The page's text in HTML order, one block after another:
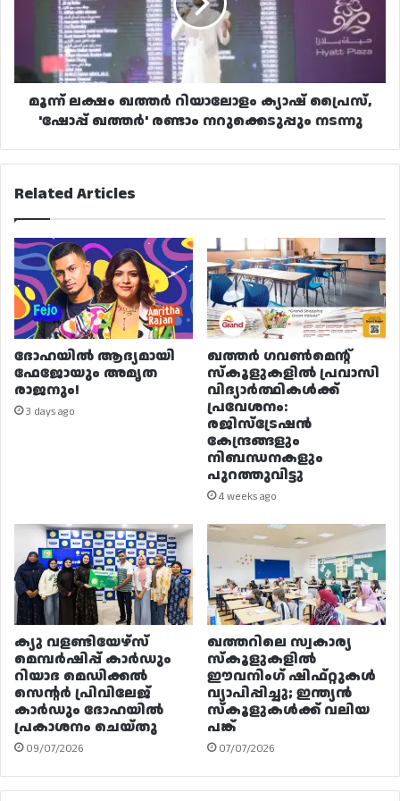
പ്രൈസ്,
ഖത്തർ'
രണ്ടാം
നറുക്കെടുപ്പും
നടന്നു
മൂന്ന് ലക്ഷം ഖത്തർ റിയാലോളം ക്യാഷ് പ്രൈസ്,
'ഷോപ്പ് ഖത്തർ' രണ്ടാം നറുക്കെടുപ്പും നടന്നു
Related Articles
ദോഹയിൽ ആദ്യമായി
ഫേജോയും അമൃത
രാജനും!
3 days ago
ഖത്തർ ഗവൺമെന്റ്
സ്കൂളുകളിൽ പ്രവാസി
വിദ്യാർത്ഥികൾക്ക്
പ്രവേശനം:
രജിസ്ട്രേഷൻ
കേന്ദ്രങ്ങളും
നിബന്ധനകളും
പുറത്തുവിട്ടു
4 weeks ago
ക്യു വളണ്ടിയേഴ്‌സ്
മെമ്പർഷിപ്പ് കാർഡും
റിയാദ മെഡിക്കൽ
സെന്റർ പ്രിവിലേജ്
കാർഡും ദോഹയിൽ
പ്രകാശനം ചെയ്തു
09/07/2026
ഖത്തറിലെ സ്വകാര്യ
സ്കൂളുകളിൽ
ഈവനിംഗ് ഷിഫ്റ്റുകൾ
വ്യാപിപ്പിച്ചു; ഇന്ത്യൻ
സ്കൂളുകൾക്ക് വലിയ
പങ്ക്
07/07/2026